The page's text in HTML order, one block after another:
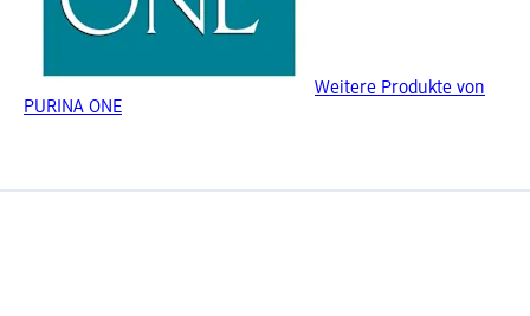
Weitere Produkte von
PURINA ONE